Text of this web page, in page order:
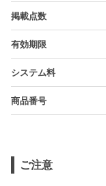
掲載点数
有効期限
システム料
商品番号
ご注意